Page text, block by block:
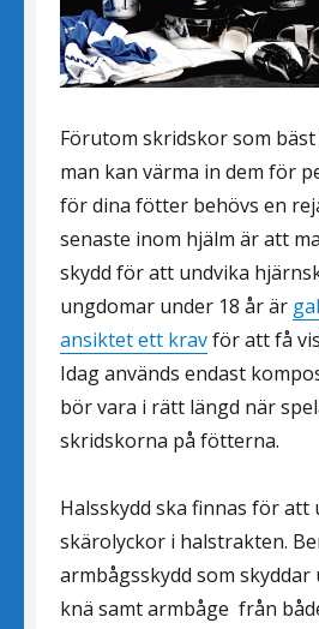
Förutom skridskor som
man kan värma in dem för
för dina fötter behövs en
senaste inom hjälm är att
skydd för att undvika
ungdomar under 18 år är
ansiktet ett kravför att få
Idag används endast
bör vara i rätt längd när
skridskorna på fötterna.
Halsskydd ska finnas för att
skärolyckor i halstrakten.
armbågsskydd som skyddar
knä samt armbåge från